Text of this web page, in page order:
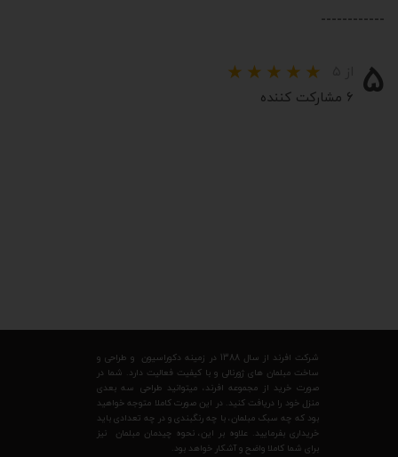
------------
۵ ۶ مشارکت کننده
شرکت افرند از سال 1388 در زمینه دکوراسیون و طراحی و
ساخت مبلمان های ژورنالی و با کیفیت فعالیت دارد. شما در
صورت خرید از مجموعه افرند، میتوانید طراحی سه بعدی
منزل خود را دریافت کنید. در این صورت کاملا متوجه خواهید
بود که چه سبک مبلمان، با چه رنگبندی و در چه تعدادی باید
خریداری بفرمایید. علاوه بر این، نحوه چیدمان مبلمان نیز
برای شما کاملا واضح و آشکار خواهد بود.